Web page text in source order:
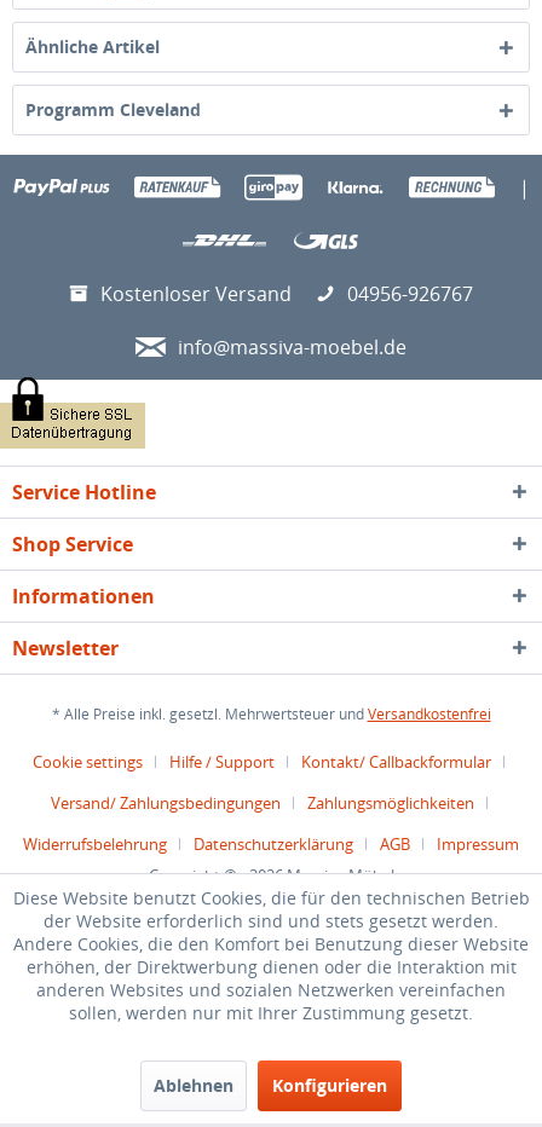
Ähnliche Artikel
Programm Cleveland
|
Kostenloser Versand
04956-926767
info@massiva-moebel.de
Service Hotline
Shop Service
Informationen
Newsletter
* Alle Preise inkl. gesetzl. Mehrwertsteuer undVersandkostenfrei
Cookie settings Hilfe / Support
Kontakt/ Callbackformular
Versand/ Zahlungsbedingungen
Zahlungsmöglichkeiten
Widerrufsbelehrung
Datenschutzerklärung AGB
Impressum
Copyright © - 2026 Massiva Möbel
Diese Website benutzt Cookies, die für den technischen Betrieb
der Website erforderlich sind und stets gesetzt werden.
Andere Cookies, die den Komfort bei Benutzung dieser Website
erhöhen, der Direktwerbung dienen oder die Interaktion mit
anderen Websites und sozialen Netzwerken vereinfachen
sollen, werden nur mit Ihrer Zustimmung gesetzt.
Ablehnen Konfigurieren
Diese Website benutzt Cookies, die für den technischen Betrieb
der Website erforderlich sind und stets gesetzt werden.
Andere Cookies, die den Komfort bei Benutzung dieser Website
erhöhen, der Direktwerbung dienen oder die Interaktion mit
anderen Websites und sozialen Netzwerken vereinfachen
sollen, werden nur mit Ihrer Zustimmung gesetzt.
Ablehnen Konfigurieren